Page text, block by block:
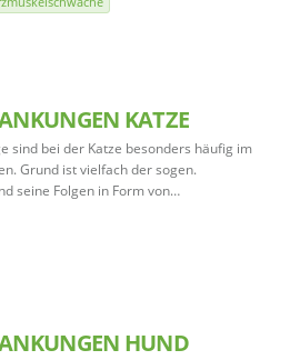
KATZE
sind bei der Katze besonders häufig im
Grund ist vielfach der sogen.
seine Folgen in Form von…
HUND